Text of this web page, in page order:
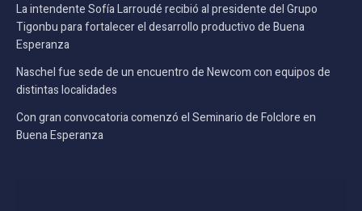
La intendente Sofía Larroudé recibió al presidente del Grupo
Tigonbu para fortalecer el desarrollo productivo de Buena
Esperanza
Naschel fue sede de un encuentro de Newcom con equipos de
distintas localidades
Con gran convocatoria comenzó el Seminario de Folclore en
Buena Esperanza